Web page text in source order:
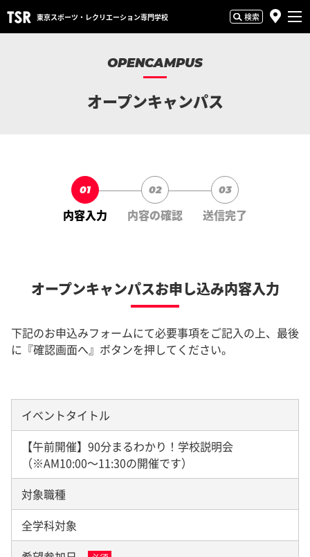
東京スポーツ・ レクリエーション専門学校 検索
OPENCAMPUS
オープンキャンパス
01
内容入力
02
内容の確認
03
送信完了
オープンキャンパスお申し込み内容入力
下記のお申込みフォームにて必要事項をご記入の上、最後
に『確認画面へ』ボタンを押してください。
イベントタイトル
【午前開催】90分まるわかり！学校説明会
（※AM10:00～11:30の開催です）
対象職種
全学科対象